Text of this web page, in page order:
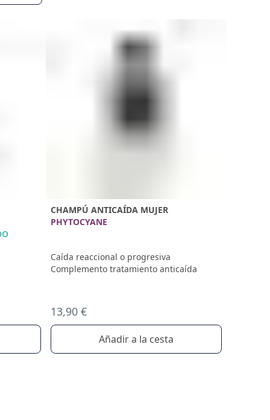
CHAMPÚ ANTICAÍDA MUJER
PHYTOCYANE
Caída reaccional o progresiva
Complemento tratamiento anticaída
13,90 €
Añadir a la cesta